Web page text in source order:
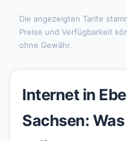
Die angezeigten Tarife
Preise und Verfügbarkeit
ohne Gewähr.
Internet in
Sachsen: